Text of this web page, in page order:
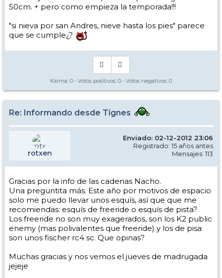
50cm. + pero como empieza la temporada!!!
"si nieva por san Andres, nieve hasta los pies" parece
que se cumple¿?
Karma: 0 - Votos positivos: 0 - Votos negativos: 0
Re: Informando desde Tignes
rotxen
Enviado: 02-12-2012 23:06
Registrado: 15 años antes
Mensajes: 113
Gracias por la info de las cadenas Nacho.
Una preguntita más. Este año por motivos de espacio
solo me puedo llevar unos esquís, así que que me
recomiendas: esquís de freeride o esquís de pista?
Los freeride no son muy exagerados, son los K2 public
enemy (mas polivalentes que freeride) y los de pisa
son unos fischer rc4 sc. Que opinas?
Muchas gracias y nos vemos el jueves de madrugada
jejeje